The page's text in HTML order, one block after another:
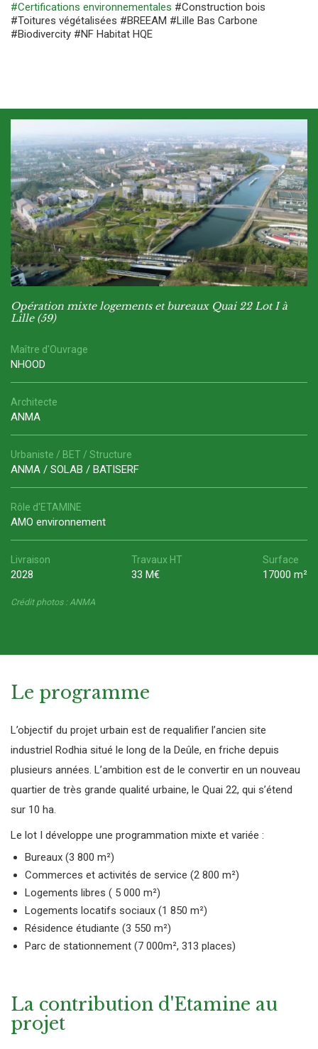
#Certifications environnementales #Construction bois
#Toitures végétalisées #BREEAM #Lille Bas Carbone
#Biodivercity #NF Habitat HQE
Opération mixte logements et bureaux Quai 22 Lot I à
Lille (59)
Maître d'Ouvrage
NHOOD
Architecte
ANMA
Urbaniste / BET / Structure
ANMA / SOLAB / BATISERF
Rôle d'ETAMINE
AMO environnement
Livraison
2028
Travaux HT
33 M€
Surface
17000 m²
Crédit photos : ANMA
Le programme
L’objectif du projet urbain est de requalifier l’ancien site
industriel Rodhia situé le long de la Deûle, en friche depuis
plusieurs années. L’ambition est de le convertir en un nouveau
quartier de très grande qualité urbaine, le Quai 22, qui s’étend
sur 10 ha.
Le lot I développe une programmation mixte et variée :
Bureaux (3 800 m²)
Commerces et activités de service (2 800 m²)
Logements libres ( 5 000 m²)
Logements locatifs sociaux (1 850 m²)
Résidence étudiante (3 550 m²)
Parc de stationnement (7 000m², 313 places)
La contribution d'Etamine au
projet